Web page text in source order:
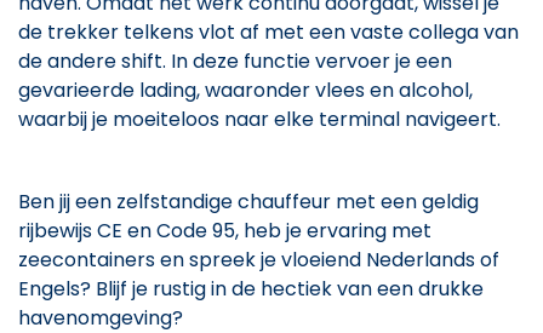
de trekker telkens vlot af met een vaste collega van
de andere shift. In deze functie vervoer je een
gevarieerde lading, waaronder vlees en alcohol,
waarbij je moeiteloos naar elke terminal navigeert.
Ben jij een zelfstandige chauffeur met een geldig
rijbewijs CE en Code 95, heb je ervaring met
zeecontainers en spreek je vloeiend Nederlands of
Engels? Blijf je rustig in de hectiek van een drukke
havenomgeving?